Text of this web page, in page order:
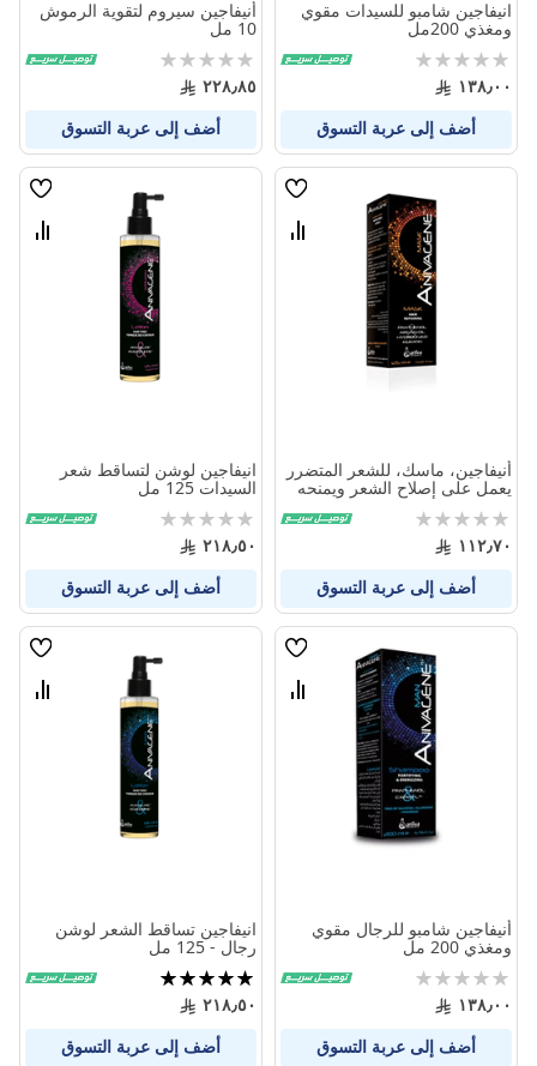
انيفاجين شامبو للسيدات مقوي
ومغذي 200مل
Rating:
١٣٨٫٠٠
أضف إلى عربة التسوق
أنيفاجين سيروم لتقوية الرموش
10 مل
Rating:
0%
٢٢٨٫٨٥
أضف إلى عربة التسوق
قائمة
قارن
أنيفاجين، ماسك، للشعر المتضرر
يعمل على إصلاح الشعر ويمنحه
حيوية ونعومة - 125 مل
Rating:
0%
١١٢٫٧٠
أضف إلى عربة التسوق
قائمة
قارن
انيفاجين لوشن لتساقط شعر
السيدات 125 مل
Rating:
0%
٢١٨٫٥٠
أضف إلى عربة التسوق
قائمة
قارن
أنيفاجين شامبو للرجال مقوي
ومغذي 200 مل
Rating:
١٣٨٫٠٠
أضف إلى عربة التسوق
قائمة
قارن
انيفاجين تساقط الشعر لوشن
رجال - 125 مل
تقييم:
100%
٢١٨٫٥٠
أضف إلى عربة التسوق